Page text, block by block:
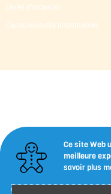
Livres d’occasion
Capsules-outils imprimables
Ce site Web
meilleure
savoir plus